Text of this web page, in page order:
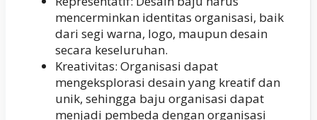
mencerminkan identitas organisasi, baik
dari segi warna, logo, maupun desain
secara keseluruhan.
Kreativitas: Organisasi dapat
mengeksplorasi desain yang kreatif dan
unik, sehingga baju organisasi dapat
menjadi pembeda dengan organisasi